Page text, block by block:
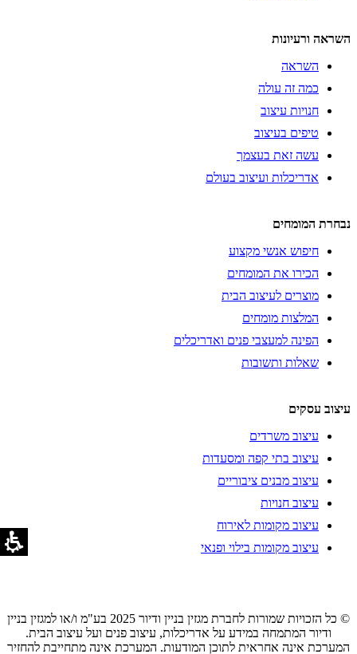
השראה ורעיונות
השראה
כמה זה עולה
חנויות עיצוב
טיפים בעיצוב
עשה זאת בעצמך
אדריכלות ועיצוב בעולם
נבחרת המומחים
חיפוש אנשי מקצוע
הכירו את המומחים
מוצרים לעיצוב הבית
המלצות מומחים
הפינה למעצבי פנים ואדריכלים
שאלות ותשובות
עיצוב עסקים
עיצוב משרדים
עיצוב בתי קפה ומסעדות
עיצוב מבנים ציבוריים
עיצוב חנויות
עיצוב מקומות לאירוח
עיצוב מקומות בילוי ופנאי
© כל הזכויות שמורות לחברת מגזין בניין ודיור 2025 בע"מ ו/או למגזין בניין
ודיור המתמחה במידע על אדריכלות, עיצוב פנים ועל עיצוב הבית.
המערכת אינה אחראית לתוכן המודעות. המערכת אינה מתחייבת להחזיר